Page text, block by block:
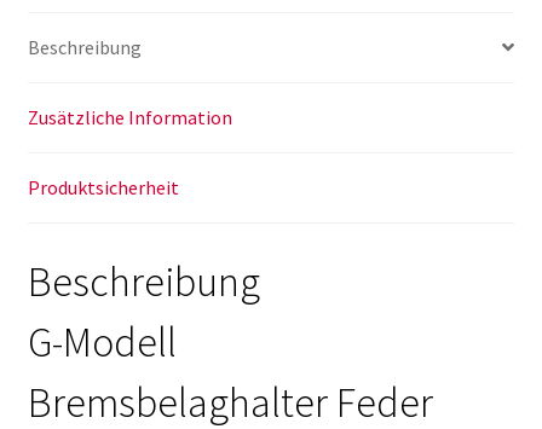
Bremsbeläge
w463
Beschreibung
Zusätzliche Information
Produktsicherheit
Beschreibung
G-Modell
Bremsbelaghalter Feder